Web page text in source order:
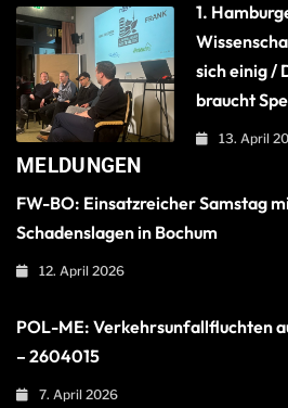
1.
sich einig /
braucht
13. April
MELDUNGEN
FW-BO: Einsatzreicher Samstag
Schadenslagen in Bochum
12. April 2026
POL-ME: Verkehrsunfallfluchten
– 2604015
7. April 2026